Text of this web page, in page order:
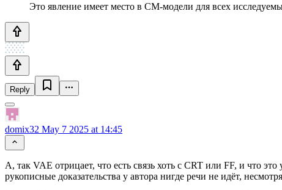
Это явление имеет место в СМ-модели для всех
Reply
domix32 May 7 2025 at 14:45
А, так VAE отрицает, что есть связь хоть c CRT или FF, и что
рукописные доказательства у автора нигде речи не идёт,